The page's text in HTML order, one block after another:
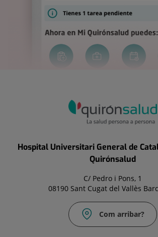
Hospital Universitari General de
Quirónsalud
C/ Pedro i Pons, 1
08190 Sant Cugat del Vallès
Com arribar?